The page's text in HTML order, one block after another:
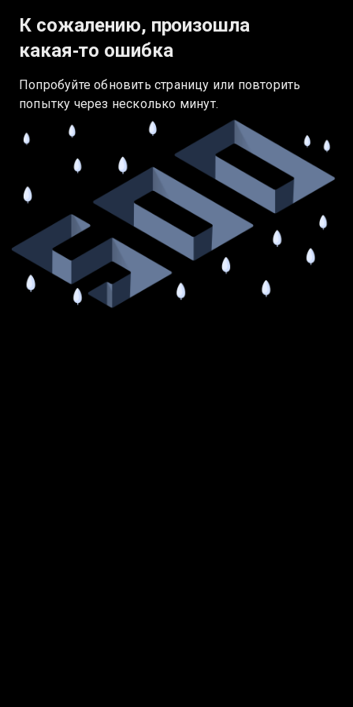
К сожалению, произошла
какая‑то ошибка
Попробуйте обновить страницу или повторить
попытку через несколько минут.